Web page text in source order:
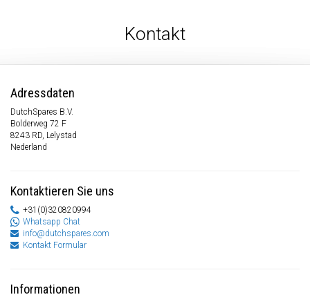
Kontakt
Adressdaten
DutchSpares B.V.
Bolderweg 72 F
8243 RD, Lelystad
Nederland
Kontaktieren Sie uns
+31(0)320820994
Whatsapp Chat
info@dutchspares.com
Kontakt Formular
Informationen